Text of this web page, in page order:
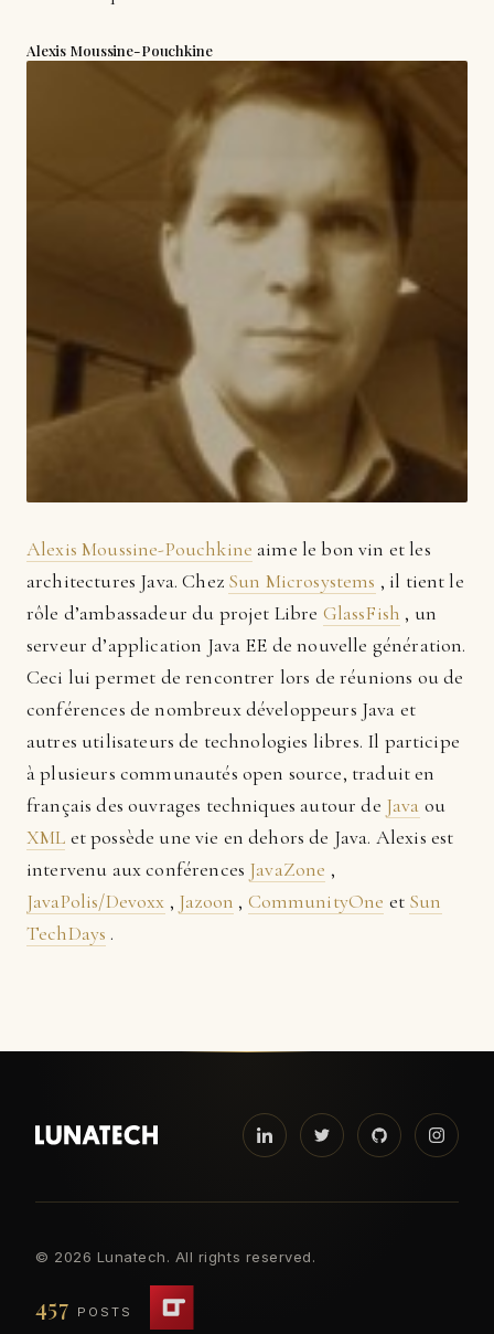
Alexis Moussine-Pouchkine
Alexis Moussine-Pouchkine aime le bon vin et les
architectures Java. Chez Sun Microsystems , il tient le
rôle d’ambassadeur du projet Libre GlassFish , un
serveur d’application Java EE de nouvelle génération.
Ceci lui permet de rencontrer lors de réunions ou de
conférences de nombreux développeurs Java et
autres utilisateurs de technologies libres. Il participe
à plusieurs communautés open source, traduit en
français des ouvrages techniques autour de Java ou
XML et possède une vie en dehors de Java. Alexis est
intervenu aux conférences JavaZone ,
JavaPolis/Devoxx , Jazoon , CommunityOne et Sun
TechDays .
© 2026 Lunatech. All rights reserved.
457 POSTS